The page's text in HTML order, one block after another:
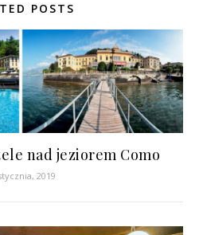
POSTS
nad jeziorem Como
2019